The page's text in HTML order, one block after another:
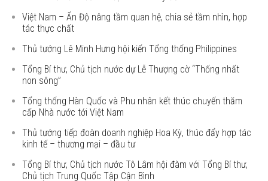
Việt Nam – Ấn Độ nâng tầm quan hệ, chia sẻ tầm nhìn, hợp
tác thực chất
Thủ tướng Lê Minh Hưng hội kiến Tổng thống Philippines
Tổng Bí thư, Chủ tịch nước dự Lễ Thượng cờ “Thống nhất
non sông”
Tổng thống Hàn Quốc và Phu nhân kết thúc chuyến thăm
cấp Nhà nước tới Việt Nam
Thủ tướng tiếp đoàn doanh nghiệp Hoa Kỳ, thúc đẩy hợp tác
kinh tế – thương mại – đầu tư
Tổng Bí thư, Chủ tịch nước Tô Lâm hội đàm với Tổng Bí thư,
Chủ tịch Trung Quốc Tập Cận Bình